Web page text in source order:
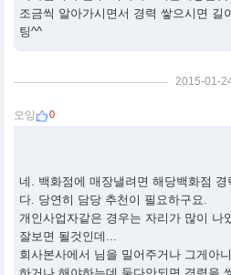
조금씩 알아가시면서 경력 쌓으시면 길
팅^^
2015-01-
오잉 0
네. 백화점에 매장낼려면 해당백화점 경
다. 당연히 담당 추천이 필요하구요.
개인사업자같은 경우는 자리가 많이 나
잘보면 될것인데...
회사본사에서 님을 밀어주거나 그게아